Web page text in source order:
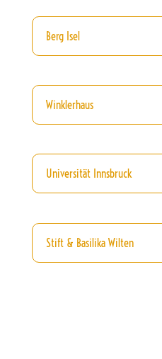
Berg Isel
Winklerhaus
Universität Innsbruck
Stift & Basilika Wilten